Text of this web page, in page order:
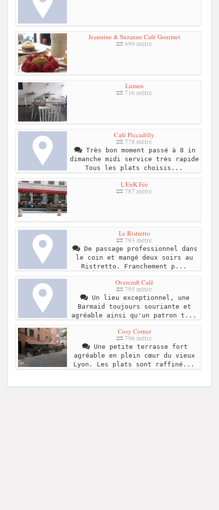
Jeannine & Suzanne Café Gourmet
699 mètre
Lumen
716 mètre
Café Piccadilly
778 mètre
Très bon moment passé à 8 in
dimanche midi service très rapide
Tous les plats choisis...
L'EnK Fée
787 mètre
Le Ristretto
793 mètre
De passage professionnel dans
le coin et mangé deux soirs au
Ristretto. Franchement p...
Overcraft Café
795 mètre
Un lieu exceptionnel, une
Barmaid toujours souriante et
agréable ainsi qu'un patron t...
Cosy Corner
796 mètre
Une petite terrasse fort
agréable en plein cœur du vieux
Lyon. Les plats sont raffiné...